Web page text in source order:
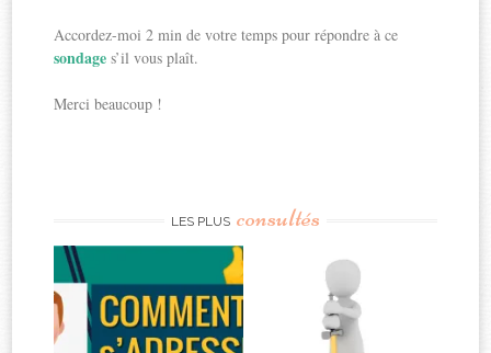
Accordez-moi 2 min de votre temps pour répondre à ce
sondages’il vous plaît.
Merci beaucoup !
LES PLUS consultés